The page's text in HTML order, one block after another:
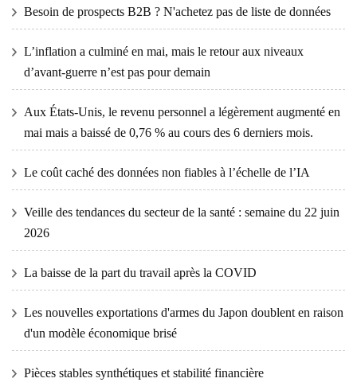
Besoin de prospects B2B ? N'achetez pas de liste de données
L’inflation a culminé en mai, mais le retour aux niveaux
d’avant-guerre n’est pas pour demain
Aux États-Unis, le revenu personnel a légèrement augmenté en
mai mais a baissé de 0,76 % au cours des 6 derniers mois.
Le coût caché des données non fiables à l’échelle de l’IA
Veille des tendances du secteur de la santé : semaine du 22 juin
2026
La baisse de la part du travail après la COVID
Les nouvelles exportations d'armes du Japon doublent en raison
d'un modèle économique brisé
Pièces stables synthétiques et stabilité financière